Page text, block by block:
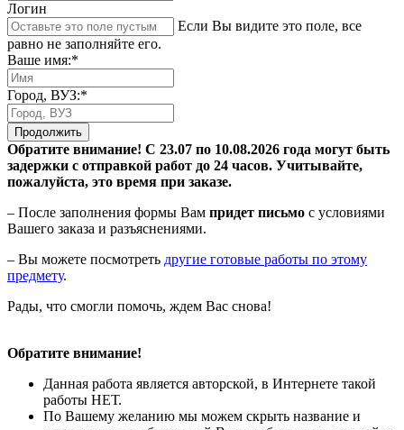
Логин
Если Вы видите это поле, все
равно не заполняйте его.
Ваше имя:*
Город, ВУЗ:*
Продолжить
Обратите внимание! С 23.07 по 10.08.2026 года могут быть
задержки с отправкой работ до 24 часов. Учитывайте,
пожалуйста, это время при заказе.
– После заполнения формы Вам придет письмо с условиями
Вашего заказа и разъяснениями.
– Вы можете посмотреть другие готовые работы по этому
предмету.
Рады, что смогли помочь, ждем Вас снова!
Обратите внимание!
Данная работа является авторской, в Интернете такой
работы НЕТ.
По Вашему желанию мы можем скрыть название и